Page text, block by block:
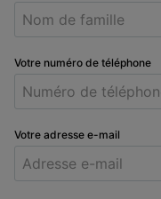
Votre numéro de téléphone
Votre adresse e-mail